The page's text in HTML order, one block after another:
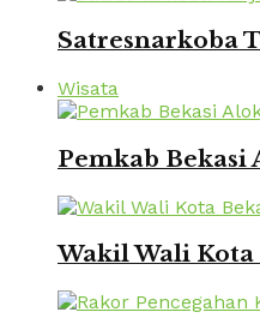
Satresnarkoba
Wisata
Pemkab Bekasi
Wakil Wali Kota